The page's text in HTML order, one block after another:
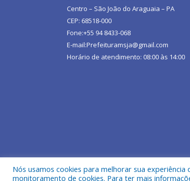
Centro – São João do Araguaia – PA
CEP: 68518-000
Fone:+55 94 8433-068
E-mail:Prefeituramsja@gmail.com
Horário de atendimento: 08:00 às 14:00
Todos os direitos reservados a
Nós usamos cookies para melhorar sua
monitoramento de cookies. Para ter mais